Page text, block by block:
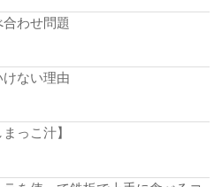
わせ問題
ない理由
っこ汁】